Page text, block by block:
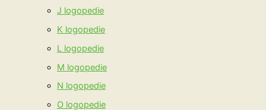
J logopedie
K logopedie
L logopedie
M logopedie
N logopedie
O logopedie